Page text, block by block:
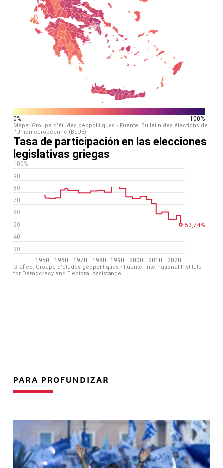
PARA PROFUNDIZAR